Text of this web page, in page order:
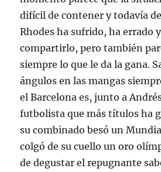
difícil de contener y todavía
Rhodes ha sufrido, ha errado
compartirlo, pero también
siempre lo que le da la gana.
ángulos en las mangas
el Barcelona es, junto a
futbolista que más títulos ha
su combinado besó un
colgó de su cuello un oro
de degustar el repugnante